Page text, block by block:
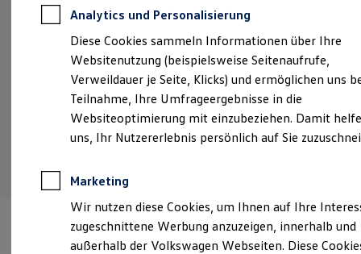
Autokredit mit Schlussrate
Versicherungen und Garantien
Kfz-Versicherung
Restschuldversicherungen
Garantien
Wartungsverträge
Geschäftskunden
Professional Class bei Volkswagen
Großkunden
Behörden
Anpfiff zum Gewinn
Elektroautos
ID. Tutorials
Elektrofahrzeugkonzepte
Impressum & Rechtliches)
Analytics und Personalisierung
Diese Cookies sammeln Informationen über Ihre
Websitenutzung (beispielsweise Seitenaufrufe,
Verweildauer je Seite, Klicks) und ermöglichen uns
Teilnahme, Ihre Umfrageergebnisse in die
Websiteoptimierung mit einzubeziehen. Damit
uns, Ihr Nutzererlebnis persönlich auf Sie
Marketing
Wir nutzen diese Cookies, um Ihnen auf Ihre
zugeschnittene Werbung anzuzeigen, innerhalb und
außerhalb der Volkswagen Webseiten. Diese